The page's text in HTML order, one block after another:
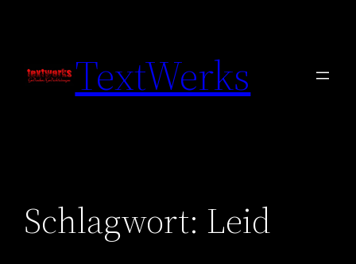
TextWerks
Schlagwort: Leid